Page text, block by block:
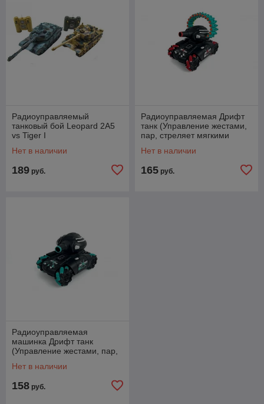
Радиоуправляемый
танковый бой Leopard 2A5
vs Tiger I
Нет в наличии
189 руб.
Радиоуправляемая Дрифт
танк (Управление жестами,
пар, стреляет мягкими
Нет в наличии
165 руб.
Радиоуправляемая
машинка Дрифт танк
(Управление жестами, пар,
Нет в наличии
158 руб.